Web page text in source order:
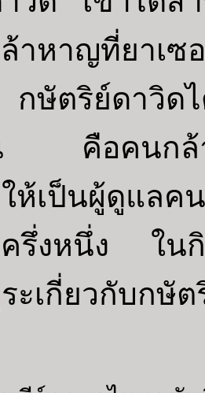
าหาญที่ยาเซ
ตริย์ดาวิดไ
คือคนกล้า
ห้เป็นผู้ดูแลค
รึ่งหนึ่ง ในกิ
ะเกี่ยวกับกษัต